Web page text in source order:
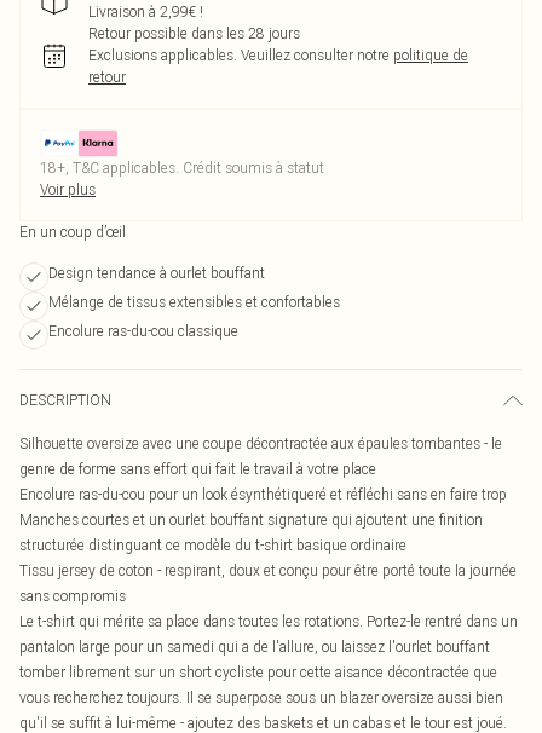
Livraison à 2,99€ !
Retour possible dans les 28 jours
Exclusions applicables. Veuillez consulter notre politique de
retour
18+, T&C applicables. Crédit soumis à statut
Voir plus
En un coup d’œil
Design tendance à ourlet bouffant
Mélange de tissus extensibles et confortables
Encolure ras-du-cou classique
DESCRIPTION
Silhouette oversize avec une coupe décontractée aux épaules tombantes - le
genre de forme sans effort qui fait le travail à votre place
Encolure ras-du-cou pour un look ésynthétiqueré et réfléchi sans en faire trop
Manches courtes et un ourlet bouffant signature qui ajoutent une finition
structurée distinguant ce modèle du t-shirt basique ordinaire
Tissu jersey de coton - respirant, doux et conçu pour être porté toute la journée
sans compromis
Le t-shirt qui mérite sa place dans toutes les rotations. Portez-le rentré dans un
pantalon large pour un samedi qui a de l'allure, ou laissez l'ourlet bouffant
tomber librement sur un short cycliste pour cette aisance décontractée que
vous recherchez toujours. Il se superpose sous un blazer oversize aussi bien
qu'il se suffit à lui-même - ajoutez des baskets et un cabas et le tour est joué.